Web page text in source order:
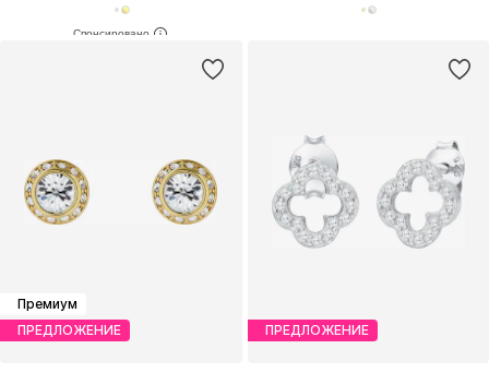
Премиум
ПРЕДЛОЖЕНИЕ
ПРЕДЛОЖЕНИЕ